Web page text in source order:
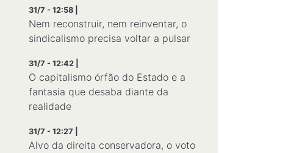
31/7 - 12:58 |
Nem reconstruir, nem reinventar, o
sindicalismo precisa voltar a pulsar
31/7 - 12:42 |
O capitalismo órfão do Estado e a
fantasia que desaba diante da
realidade
31/7 - 12:27 |
Alvo da direita conservadora, o voto